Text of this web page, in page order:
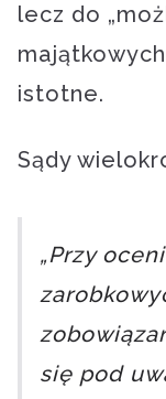
lecz do
istotne.
Sądy
„Przy
się pod